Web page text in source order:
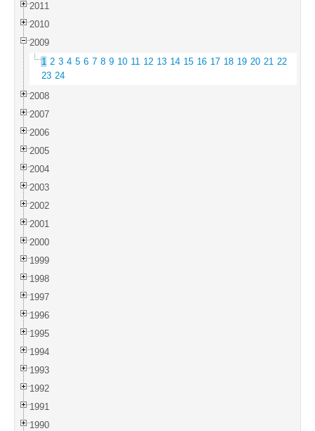
2011
2010
2009
1 2 3 4 5 6 7 8 9 10 11 12 13 14 15 16 17 18 19 20 21 22
23 24
2008
2007
2006
2005
2004
2003
2002
2001
2000
1999
1998
1997
1996
1995
1994
1993
1992
1991
1990